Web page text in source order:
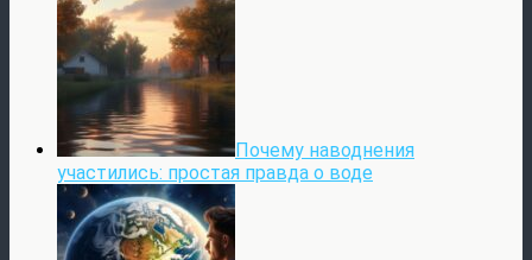
Почему наводнения
участились: простая правда о воде